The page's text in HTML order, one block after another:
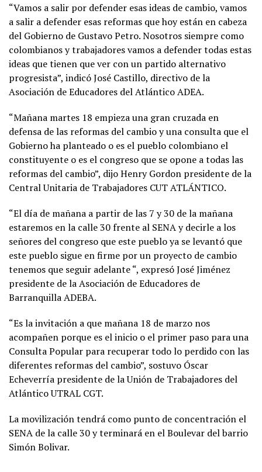
“Vamos a salir por defender esas ideas de cambio, vamos
a salir a defender esas reformas que hoy están en cabeza
del Gobierno de Gustavo Petro. Nosotros siempre como
colombianos y trabajadores vamos a defender todas estas
ideas que tienen que ver con un partido alternativo
progresista”, indicó José Castillo, directivo de la
Asociación de Educadores del Atlántico ADEA.
“Mañana martes 18 empieza una gran cruzada en
defensa de las reformas del cambio y una consulta que el
Gobierno ha planteado o es el pueblo colombiano el
constituyente o es el congreso que se opone a todas las
reformas del cambio”, dijo Henry Gordon presidente de la
Central Unitaria de Trabajadores CUT ATLÁNTICO.
“El día de mañana a partir de las 7 y 30 de la mañana
estaremos en la calle 30 frente al SENA y decirle a los
señores del congreso que este pueblo ya se levantó que
este pueblo sigue en firme por un proyecto de cambio
tenemos que seguir adelante “, expresó José Jiménez
presidente de la Asociación de Educadores de
Barranquilla ADEBA.
“Es la invitación a que mañana 18 de marzo nos
acompañen porque es el inicio o el primer paso para una
Consulta Popular para recuperar todo lo perdido con las
diferentes reformas del cambio”, sostuvo Óscar
Echeverría presidente de la Unión de Trabajadores del
Atlántico UTRAL CGT.
La movilización tendrá como punto de concentración el
SENA de la calle 30 y terminará en el Boulevar del barrio
Simón Bolivar.